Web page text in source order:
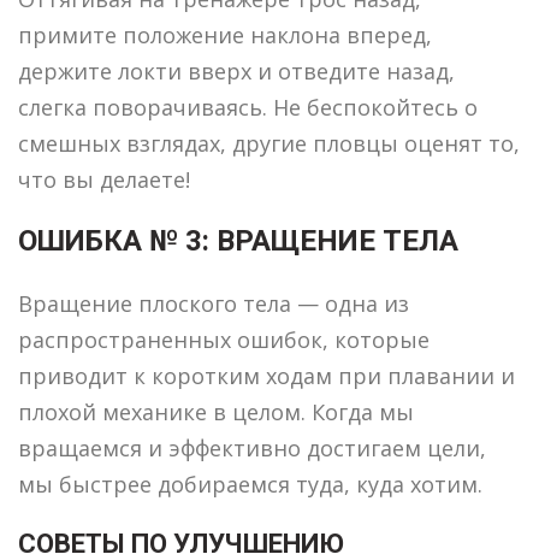
примите положение наклона вперед,
держите локти вверх и отведите назад,
слегка поворачиваясь. Не беспокойтесь о
смешных взглядах, другие пловцы оценят то,
что вы делаете!
ОШИБКА № 3: ВРАЩЕНИЕ ТЕЛА
Вращение плоского тела — одна из
распространенных ошибок, которые
приводит к коротким ходам при плавании и
плохой механике в целом. Когда мы
вращаемся и эффективно достигаем цели,
мы быстрее добираемся туда, куда хотим.
СОВЕТЫ ПО УЛУЧШЕНИЮ